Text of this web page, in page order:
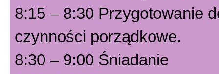
8:15 – 8:30 Przygotowanie
czynności porządkowe.
8:30 – 9:00 Śniadanie